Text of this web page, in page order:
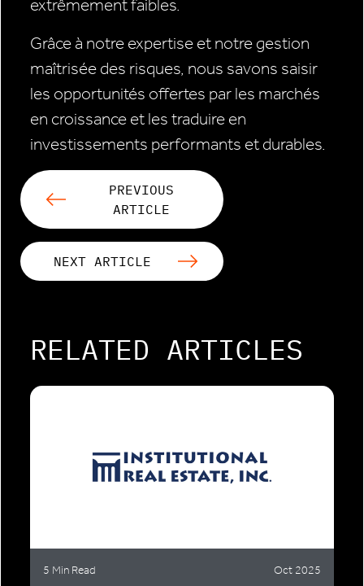
extrêmement faibles.
Grâce à notre expertise et notre gestion
maîtrisée des risques, nous savons saisir
les opportunités offertes par les marchés
en croissance et les traduire en
investissements performants et durables.
PREVIOUS
ARTICLE
NEXT ARTICLE
RELATED ARTICLES
5 Min Read Oct 2025